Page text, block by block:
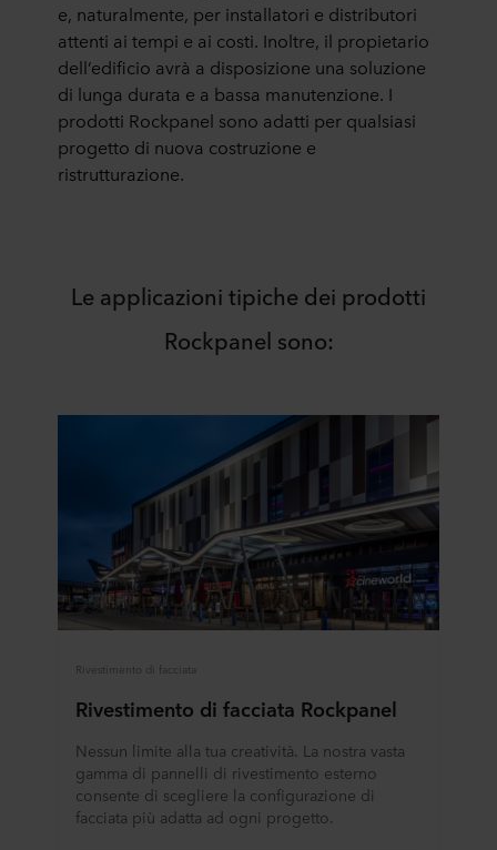
e, naturalmente, per installatori e distributori
attenti ai tempi e ai costi. Inoltre, il propietario
dell’edificio avrà a disposizione una soluzione
di lunga durata e a bassa manutenzione. I
prodotti Rockpanel sono adatti per qualsiasi
progetto di nuova costruzione e
ristrutturazione.
Le applicazioni tipiche dei prodotti
Rockpanel sono:
Rivestimento di facciata
Rivestimento di facciata Rockpanel
Nessun limite alla tua creatività. La nostra vasta
gamma di pannelli di rivestimento esterno
consente di scegliere la configurazione di
facciata più adatta ad ogni progetto.